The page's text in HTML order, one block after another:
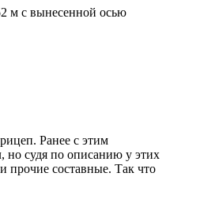
м с вынесенной осью
Ранее с этим
но судя по описанию у этих
прочие составные. Так что